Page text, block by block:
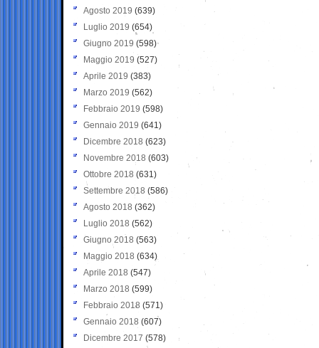
Agosto 2019 (639)
Luglio 2019 (654)
Giugno 2019 (598)
Maggio 2019 (527)
Aprile 2019 (383)
Marzo 2019 (562)
Febbraio 2019 (598)
Gennaio 2019 (641)
Dicembre 2018 (623)
Novembre 2018 (603)
Ottobre 2018 (631)
Settembre 2018 (586)
Agosto 2018 (362)
Luglio 2018 (562)
Giugno 2018 (563)
Maggio 2018 (634)
Aprile 2018 (547)
Marzo 2018 (599)
Febbraio 2018 (571)
Gennaio 2018 (607)
Dicembre 2017 (578)